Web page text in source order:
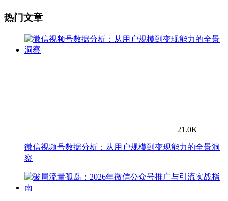
热门文章
21.0K
微信视频号数据分析：从用户规模到变现能力的全景洞
察